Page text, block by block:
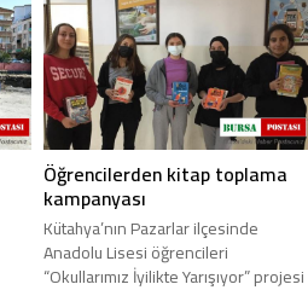
Öğrencilerden kitap toplama
kampanyası
Kütahya’nın Pazarlar ilçesinde
Anadolu Lisesi öğrencileri
“Okullarımız İyilikte Yarışıyor” projesi